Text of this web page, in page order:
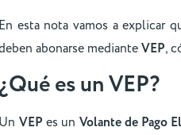
En esta nota vamos a explicar
abonarse medianteVEP,
es unVEP?
Un VEP es unVolante de Pago